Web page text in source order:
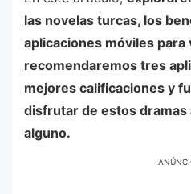
las novelas turcas, los
aplicaciones móviles para
recomendaremos tres
mejores calificaciones y
disfrutar de estos
alguno.